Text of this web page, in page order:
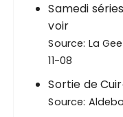
Samedi
voir
Source: La
11-08
Sortie de
Source: Aldebo